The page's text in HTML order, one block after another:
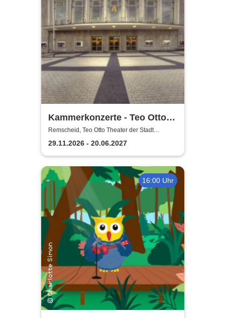
Kammerkonzerte - Teo Otto
Theater der Stadt Remscheid
Remscheid, Teo Otto Theater der Stadt
Remscheid
29.11.2026 - 20.06.2027
16:00 Uhr